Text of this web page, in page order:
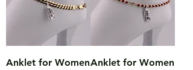
Anklet for WomenAnklet for Women